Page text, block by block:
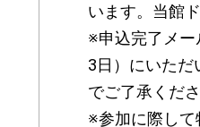
います。当館
※申込完了メ
3日）にいた
でご了承くだ
※参加に際し